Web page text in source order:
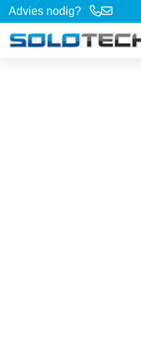
Advies nodig?